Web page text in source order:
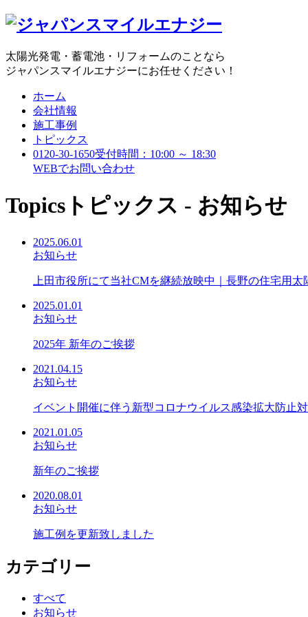
太陽光発電・蓄電池・リフォームのことなら
ジャパンスマイルエナジーにお任せください！
ホーム
会社情報
施工事例
トピックス
0120-30-1650受付時間：10:00 ～ 18:30
WEBでお問い合わせ
Topics トピックス - お知らせ
2025.06.01
お知らせ
上田市役所にて当社CMを継続放映中｜長野の住宅用
2025.01.01
お知らせ
2025年 新年のご挨拶
2021.04.15
お知らせ
イベント開催に伴う新型コロナウイルス感染拡大防止
2021.01.05
お知らせ
新年のご挨拶
2020.08.01
お知らせ
施工例を更新致しました
カテゴリー
すべて
お知らせ